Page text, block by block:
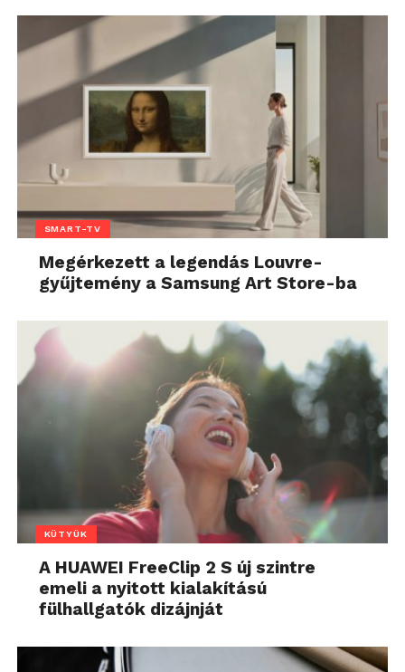
SMART-TV
Megérkezett a legendás Louvre-
gyűjtemény a Samsung Art Store-ba
KÜTYÜK
A HUAWEI FreeClip 2 S új szintre
emeli a nyitott kialakítású
fülhallgatók dizájnját